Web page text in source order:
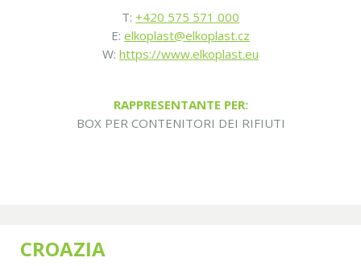
T: +420 575 571 000
E: elkoplast@elkoplast.cz
W: https://www.elkoplast.eu
RAPPRESENTANTE PER:
BOX PER CONTENITORI DEI RIFIUTI
CROAZIA